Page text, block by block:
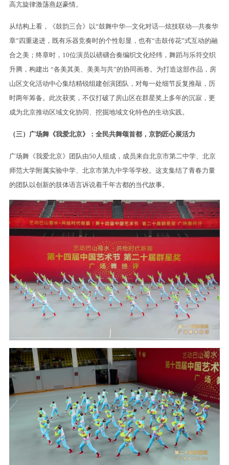
高亢旋律激荡燕赵豪情。
从结构上看，《鼓韵三合》以“鼓舞中华—文化对话—炫技联动—共奏华
章”四重递进，既有乐器竞奏时的个性彰显，也有“击鼓传花”式互动的融
合之美；终章时，10位演员以磅礴合奏编织文化经纬，舞蹈与乐符交织
升腾，构建出 “各美其美、美美与共”的协同画卷。为打造这部作品，房
山区文化活动中心集结精锐组建创演团队，对每一处细节反复推敲，历
时两年筹备。此次获奖，不仅打破了房山区在群星奖上多年的沉寂，更
成为北京推动区域文化协同、挖掘地域文化特色的生动实践。
（三）广场舞《我爱北京》：全民共舞颂首都，京韵匠心展活力
广场舞《我爱北京》团队由50人组成，成员来自北京市第二中学、北京
师范大学附属实验中学、北京市第九中学等学校。这支集结了青春力量
的团队以创新的肢体语言诉说着千年古都的当代故事。